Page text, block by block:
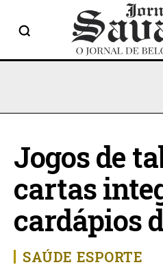
Jogos de
cartas
cardápios
SAÚDE ESPORTE